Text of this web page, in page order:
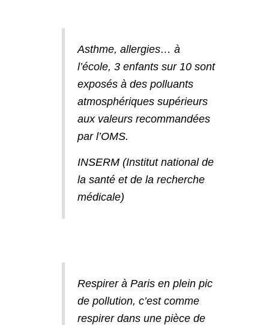
Asthme, allergies… à
l’école, 3 enfants sur 10 sont
exposés à des polluants
atmosphériques supérieurs
aux valeurs recommandées
par l’OMS.
INSERM (Institut national de
la santé et de la recherche
médicale)
Respirer à Paris en plein pic
de pollution, c’est comme
respirer dans une pièce de